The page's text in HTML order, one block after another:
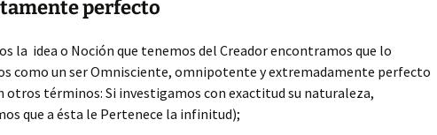
perfecto
la idea o Noción que tenemos del Creador encontramos que lo
como un ser Omnisciente, omnipotente y extremadamente perfecto
otros términos: Si investigamos con exactitud su naturaleza,
que a ésta le Pertenece la infinitud);